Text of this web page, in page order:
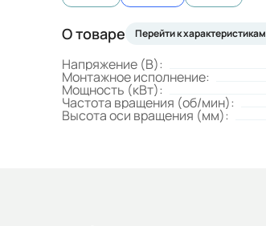
О товаре Перейти к характеристикам
Напряжение (В):
Монтажное исполнение:
Мощность (кВт):
Частота вращения (об/мин):
Высота оси вращения (мм):